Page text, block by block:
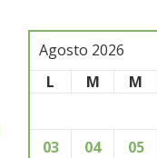
Agosto 2026
L
M M
03
04 05